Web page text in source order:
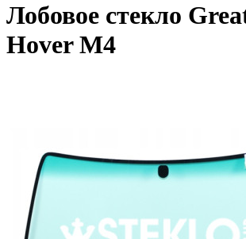
Лобовое стекло
Hover M4